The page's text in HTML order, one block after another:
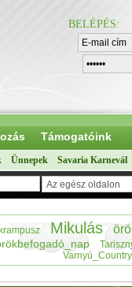
BELÉPÉS:
Támogatóink
Ünnepek Savaria Karnevál
krampusz Mikulás
Varnyú_Country